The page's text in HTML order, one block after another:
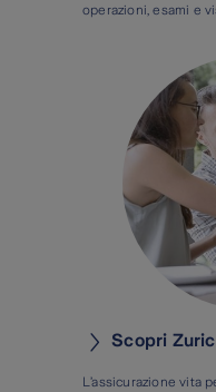
operazioni, esami e
Scopri
L’assicurazione vita